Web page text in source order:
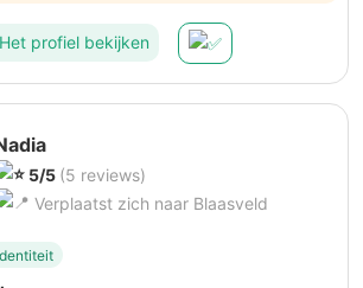
Het profiel bekijken
5/5 (5 reviews)
Verplaatst zich naar Blaasveld